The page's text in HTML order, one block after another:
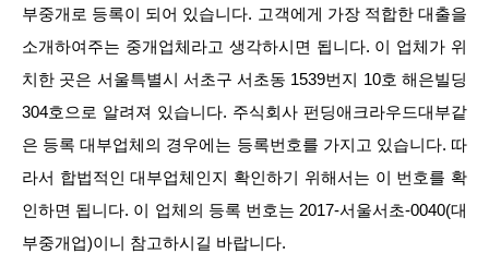
부중개로 등록이 되어 있습니다. 고객에게 가장 적합한 대출을
소개하여주는 중개업체라고 생각하시면 됩니다. 이 업체가 위
치한 곳은 서울특별시 서초구 서초동 1539번지 10호 해은빌딩
304호으로 알려져 있습니다. 주식회사 펀딩애크라우드대부같
은 등록 대부업체의 경우에는 등록번호를 가지고 있습니다. 따
라서 합법적인 대부업체인지 확인하기 위해서는 이 번호를 확
인하면 됩니다. 이 업체의 등록 번호는 2017-서울서초-0040(대
부중개업)이니 참고하시길 바랍니다.